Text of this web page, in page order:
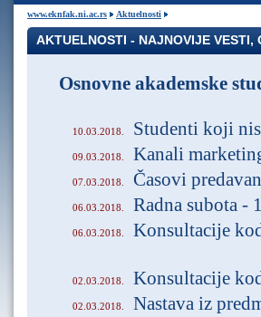
www.eknfak.ni.ac.rs Aktuelnosti
AKTUELNOSTI - NAJNOVIJE VESTI,
Osnovne akademske
10.03.2018. Studenti koji
09.03.2018. Kanali
07.03.2018. Časovi
06.03.2018. Radna subota -
06.03.2018. Konsultacije
02.03.2018. Konsultacije
02.03.2018. Nastava iz